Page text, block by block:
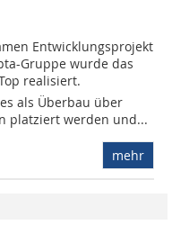
Entwicklungsprojekt
Gruppe wurde das
realisiert.
als Überbau über
platziert werden und...
mehr